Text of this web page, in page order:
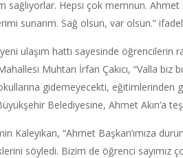
sağlıyorlar. Hepsi çok memnun. Ahmet
sunarım. Sağ olsun, var olsun.”
ulaşım hattı sayesinde öğrencilerin
Muhtarı İrfan Çakıcı, “Valla biz
gidemeyecekti, eğitimlerinden
Belediyesine, Ahmet Akın’a
Kaleyıkan, “Ahmet Başkan’ımıza
söyledi. Bizim de öğrenci sayımız